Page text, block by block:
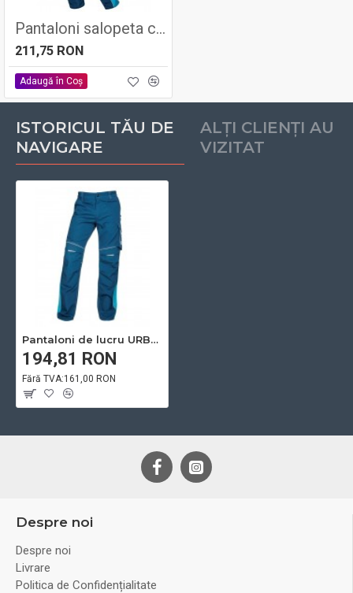
Pantaloni salopeta cu pieptar URBAN, 65% poliester - 35% bumbac, 270gr/mp - Ardon
211,75 RON
Adaugă în Coş
ISTORICUL TĂU DE
NAVIGARE
ALȚI CLIENȚI AU
VIZITAT
Pantaloni de lucru URBAN, 65% poliester - 35% bumbac, 270gr/mp - ARDON
194,81 RON
Fără TVA:161,00 RON
Despre noi
Despre noi
Livrare
Politica de Confidențialitate